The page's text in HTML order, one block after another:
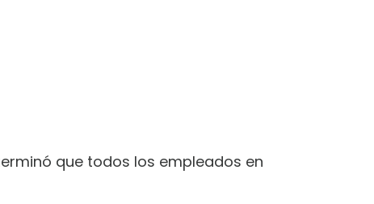
que todos los empleados en